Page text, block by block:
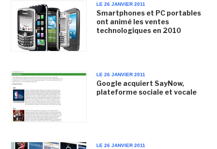
LE 26 JANVIER 2011
Smartphones et PC portables
ont animé les ventes
technologiques en 2010
LE 26 JANVIER 2011
Google acquiert SayNow,
plateforme sociale et vocale
LE 26 JANVIER 2011